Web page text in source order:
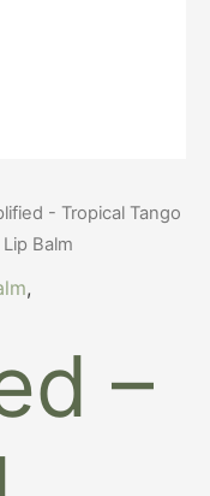
- Tropical Tango
Balm
,
–